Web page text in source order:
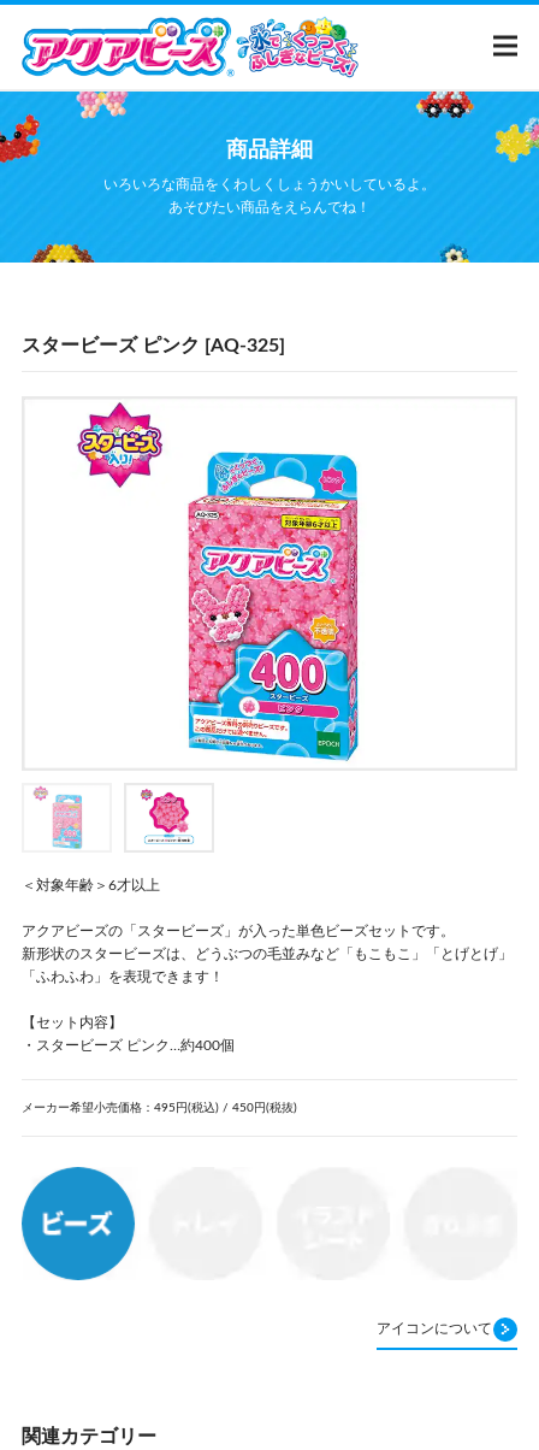
テ
ン
商品カタログ
アクアビーズって？
ムービー
商品詳細
いろいろな商品をくわしくしょうかいしているよ。
あそびたい商品をえらんでね！
スタービーズ ピンク [AQ-325]
＜対象年齢＞6才以上
アクアビーズの「スタービーズ」が入った単色ビーズセットです。
新形状のスタービーズは、どうぶつの毛並みなど「もこもこ」「とげとげ」
「ふわふわ」を表現できます！
【セット内容】
・スタービーズ ピンク…約400個
メーカー希望小売価格：495円(税込) / 450円(税抜)
アイコンについて
関連カテゴリー